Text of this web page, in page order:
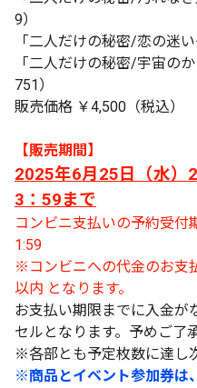
9）
「二人だけの秘密/恋の迷
「二人だけの秘密/宇宙の
751）
販売価格 ￥4,500（税込）
【販売期間】
2025年6月25日（水）
3：59まで
コンビニ支払いの予約受付
1:59
※コンビニへの代金のお支
以内 となります。
お支払い期限までに入金が
セルとなります。予めご了
※各部とも予定枚数に達し
※商品とイベント参加券は